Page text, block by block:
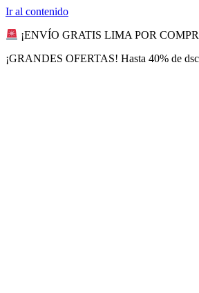
Ir al contenido
¡ENVÍO GRATIS LIMA POR
¡GRANDES OFERTAS! Hasta 40% de